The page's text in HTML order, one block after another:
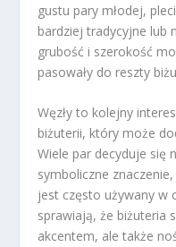
gustu pary młodej,
bardziej tradycyjne lub
grubość i szerokość
pasowały do reszty
Węzły to kolejny
biżuterii, który może
Wiele par decyduje się
symboliczne
jest często używany w
sprawiają, że biżuteria
akcentem, ale także